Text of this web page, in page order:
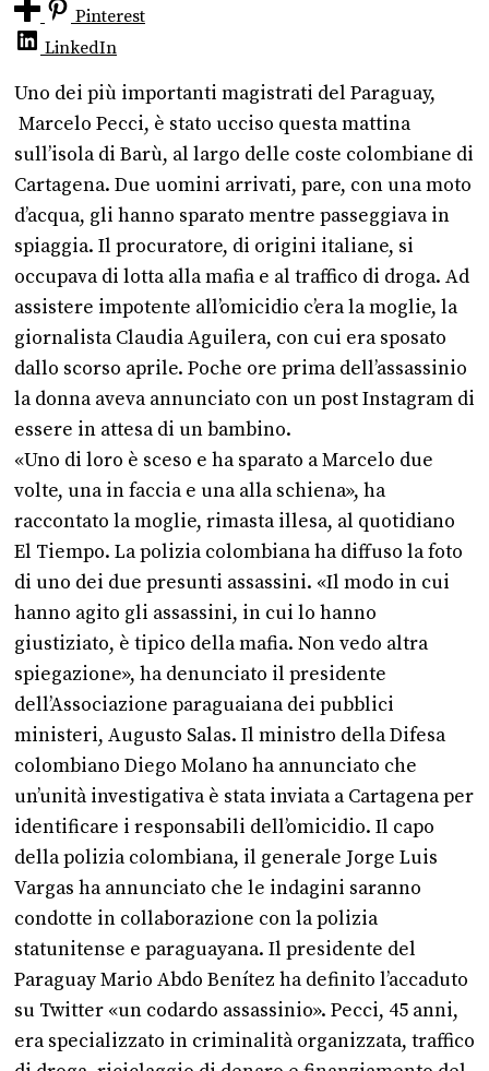
Pinterest
LinkedIn
Uno dei più importanti magistrati del Paraguay,
Marcelo Pecci, è stato ucciso questa mattina
sull’isola di Barù, al largo delle coste colombiane di
Cartagena. Due uomini arrivati, pare, con una moto
d’acqua, gli hanno sparato mentre passeggiava in
spiaggia. Il procuratore, di origini italiane, si
occupava di lotta alla mafia e al traffico di droga. Ad
assistere impotente all’omicidio c’era la moglie, la
giornalista Claudia Aguilera, con cui era sposato
dallo scorso aprile. Poche ore prima dell’assassinio
la donna aveva annunciato con un post Instagram di
essere in attesa di un bambino.
«Uno di loro è sceso e ha sparato a Marcelo due
volte, una in faccia e una alla schiena», ha
raccontato la moglie, rimasta illesa, al quotidiano
El Tiempo. La polizia colombiana ha diffuso la foto
di uno dei due presunti assassini. «Il modo in cui
hanno agito gli assassini, in cui lo hanno
giustiziato, è tipico della mafia. Non vedo altra
spiegazione», ha denunciato il presidente
dell’Associazione paraguaiana dei pubblici
ministeri, Augusto Salas. Il ministro della Difesa
colombiano Diego Molano ha annunciato che
un’unità investigativa è stata inviata a Cartagena per
identificare i responsabili dell’omicidio. Il capo
della polizia colombiana, il generale Jorge Luis
Vargas ha annunciato che le indagini saranno
condotte in collaborazione con la polizia
statunitense e paraguayana. Il presidente del
Paraguay Mario Abdo Benítez ha definito l’accaduto
su Twitter «un codardo assassinio». Pecci, 45 anni,
era specializzato in criminalità organizzata, traffico